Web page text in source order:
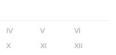
IV V
VI
X XI XII